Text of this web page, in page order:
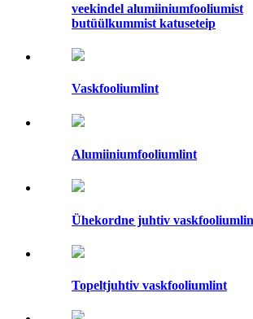
veekindel alumiiniumfooliumist
butüülkummist katuseteip
Vaskfooliumlint
Alumiiniumfooliumlint
Ühekordne juhtiv
Topeltjuhtiv vaskfooliumlint